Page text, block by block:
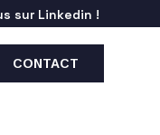
sur Linkedin !
CONTACT